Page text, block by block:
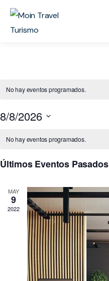
No hay eventos programados.
8/8/2026
de
Eventos
No hay eventos programados.
Últimos Eventos Pasados
MAY
9
2022